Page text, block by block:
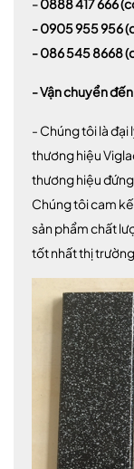
-0888 417 666
-0905 955 956
- 086 545 8668
- Vận chuyển
- Chúng tôi là đại
thương hiệu
thương hiệu
Chúng tôi cam
sản phẩm chất
tốt nhất thị